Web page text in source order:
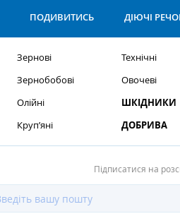
ПОДИВИТИСЬ ДІЮЧІ
Зернові
Зернобобові
Олійні
Круп’яні
Технічні
Овочеві
ШКІДНИКИ
ДОБРИВА
Підписатися на